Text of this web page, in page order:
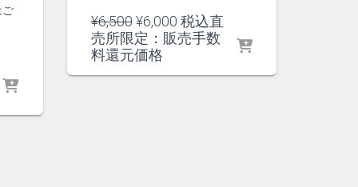
ご
¥6,500 元
の
価
¥6,000現
在
税込直
売所限定：販売手数
料還元価格